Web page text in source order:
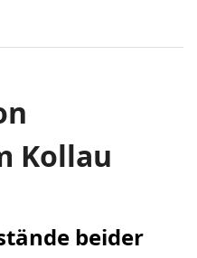
Kollau
beider